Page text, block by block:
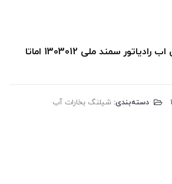
شیلنگ خروجی پایین اب رادیاتور سمند ملی 1303012 اماتا
دسته‌بندی: شیلنگ بخارات آب